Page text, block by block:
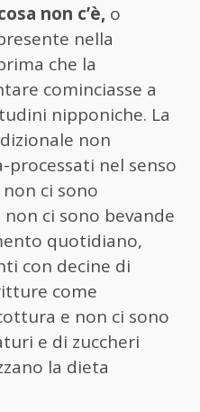
non c’è, o
nella
che la
cominciasse a
nipponiche. La
non
nel senso
ci sono
ci sono bevande
quotidiano,
con decine di
come
e non ci sono
e di zuccheri
la dieta